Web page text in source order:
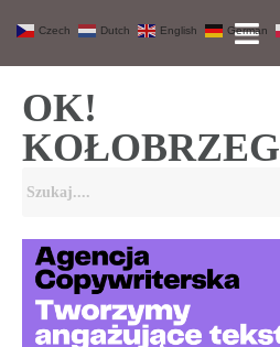
OK!
KOŁOBRZEG
Czech Dutch English German